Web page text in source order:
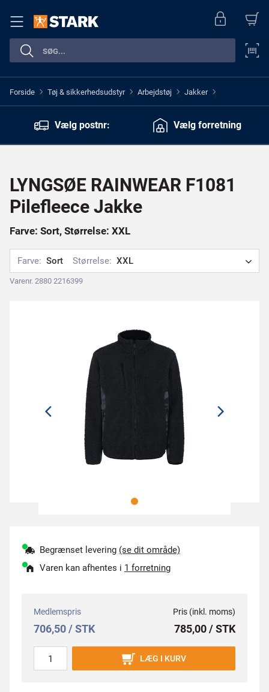
Forside > Tøj & sikkerhedsudstyr > Arbejdstøj > Jakker >
Vælg postnr: Vælg forretning
LYNGSØE RAINWEAR F1081
Pilefleece Jakke
Farve: Sort, Størrelse: XXL
Farve: Sort Størrelse: XXL
Varenr. 2880 2216399
Begrænset levering (se dit område)
Varen kan afhentes i 1 forretning
Medlemspris
706,50 / STK
Pris (inkl. moms)
785,00 / STK
LÆG I KURV